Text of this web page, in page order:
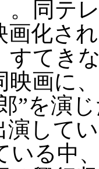
。同テ
画化さ
すてき
映画に
”を演
演して
いる中